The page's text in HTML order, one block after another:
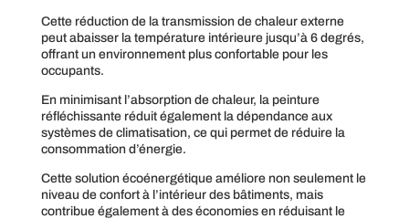
Cette réduction de la transmission de chaleur externe
peut abaisser la température intérieure jusqu’à 6 degrés,
offrant un environnement plus confortable pour les
occupants.
En minimisant l’absorption de chaleur, la peinture
réfléchissante réduit également la dépendance aux
systèmes de climatisation, ce qui permet de réduire la
consommation d’énergie.
Cette solution écoénergétique améliore non seulement le
niveau de confort à l’intérieur des bâtiments, mais
contribue également à des économies en réduisant le